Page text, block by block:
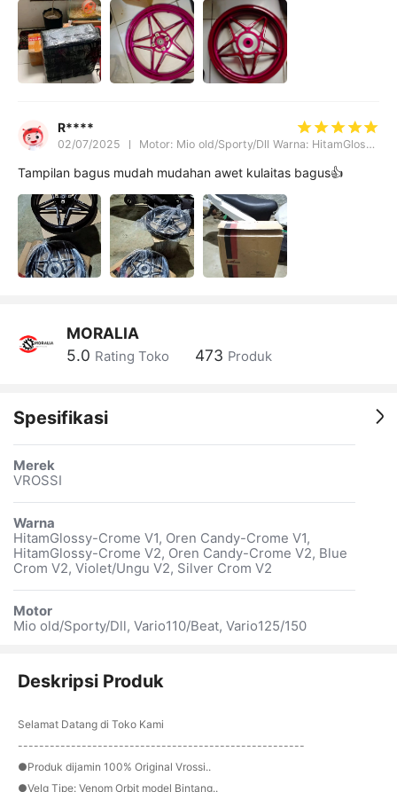
R****
02/07/2025 Motor: Mio old/Sporty/Dll Warna: HitamGlossy-Crome V1
Tampilan bagus mudah mudahan awet kulaitas bagus👍
MORALIA
5.0 Rating Toko 473 Produk
Spesifikasi
Merek
VROSSI
Warna
HitamGlossy-Crome V1, Oren Candy-Crome V1,
HitamGlossy-Crome V2, Oren Candy-Crome V2, Blue
Crom V2, Violet/Ungu V2, Silver Crom V2
Motor
Mio old/Sporty/Dll, Vario110/Beat, Vario125/150
Deskripsi Produk
Selamat Datang di Toko Kami
------------------------------------------------------
●Produk dijamin 100% Original Vrossi..
●Velg Tipe: Venom Orbit model Bintang..